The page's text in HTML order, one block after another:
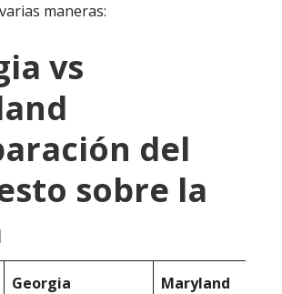
maneras:
vs
del
sobre la
Georgia Maryland